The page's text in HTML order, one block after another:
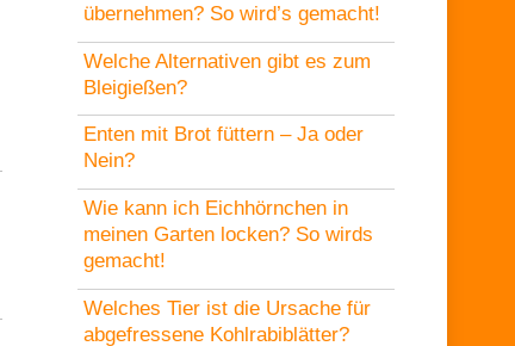
übernehmen? So wird’s gemacht!
Welche Alternativen gibt es zum
Bleigießen?
Enten mit Brot füttern – Ja oder
Nein?
Wie kann ich Eichhörnchen in
meinen Garten locken? So wirds
gemacht!
Welches Tier ist die Ursache für
abgefressene Kohlrabiblätter?